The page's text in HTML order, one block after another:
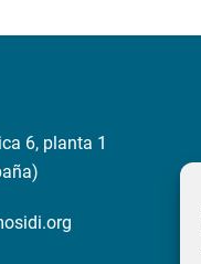
6, planta 1